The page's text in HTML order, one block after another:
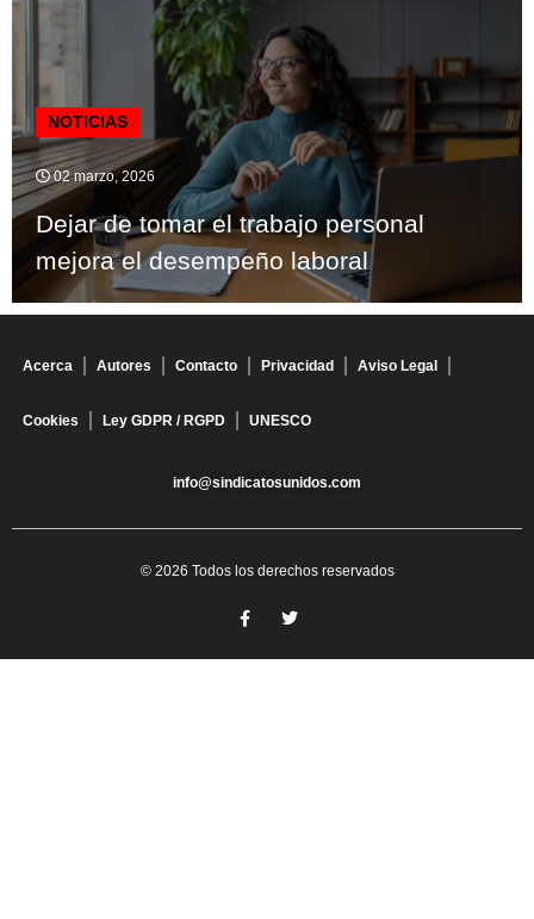
NOTICIAS
02 marzo, 2026
Dejar de tomar el trabajo personal
mejora el desempeño laboral
Acerca Autores Contacto Privacidad Aviso Legal
Cookies Ley GDPR / RGPD UNESCO
info@sindicatosunidos.com
© 2026 Todos los derechos reservados